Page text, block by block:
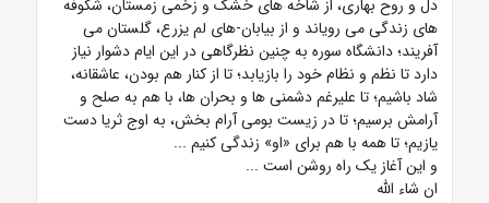
دل و روح بهاری، از شاخه های خشک و زخمی زمستان، شکوفه
های زندگی می رویاند و از بیابان-های لم یزرع، گلستان می
آفریند؛ دانشگاه سوره به چنین نظرگاهی در این ایام دشوار نیاز
دارد تا نظم و نظام خود را بازیابد؛ تا از کنار هم بودن، عاشقانه،
شاد باشیم؛ تا علیرغم دشمنی ها و بحران ها، با هم به صلح و
آرامش برسیم؛ تا در زیست بومی آرام بخش، به اوج ثریا دست
یازیم؛ تا همه با هم برای «او» زندگی کنیم ...
و این آغاز یک راه روشن است ...
ان شاء الله